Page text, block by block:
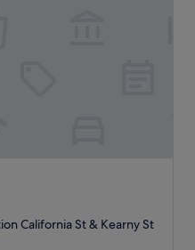
California St & Kearny St